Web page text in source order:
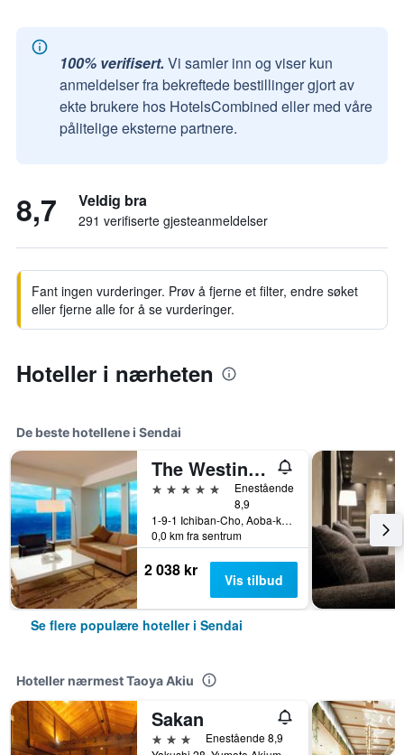
100% verifisert. Vi samler inn og viser kun
anmeldelser fra bekreftede bestillinger gjort av
ekte brukere hos HotelsCombined eller med våre
pålitelige eksterne partnere.
8,7 Veldig bra
291 verifiserte gjesteanmeldelser
Fant ingen vurderinger. Prøv å fjerne et filter, endre søket
eller fjerne alle for å se vurderinger.
Hoteller i nærheten
De beste hotellene i Sendai
The Westin Sendai
5 stjerner
Enestående
8,9
1-9-1 Ichiban-Cho, Aoba-ku, Sendai, Japan
0,0 km fra sentrum
2 038 kr Vis tilbud
Se flere populære hoteller i Sendai
Hoteller nærmest Taoya Akiu
Sakan
3 stjernerEnestående 8,9